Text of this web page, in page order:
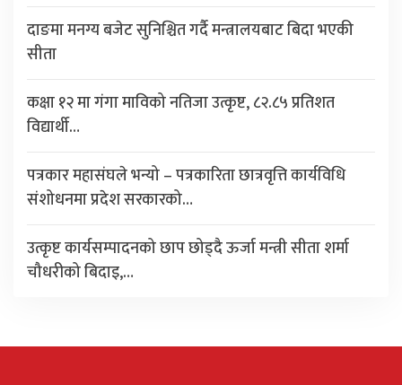
दाङमा मनग्य बजेट सुनिश्चित गर्दै मन्त्रालयबाट बिदा भएकी
सीता
कक्षा १२ मा गंगा माविको नतिजा उत्कृष्ट, ८२.८५ प्रतिशत
विद्यार्थी…
पत्रकार महासंघले भन्यो – पत्रकारिता छात्रवृत्ति कार्यविधि
संशोधनमा प्रदेश सरकारको…
उत्कृष्ट कार्यसम्पादनको छाप छोड्दै ऊर्जा मन्त्री सीता शर्मा
चौधरीको बिदाइ,…